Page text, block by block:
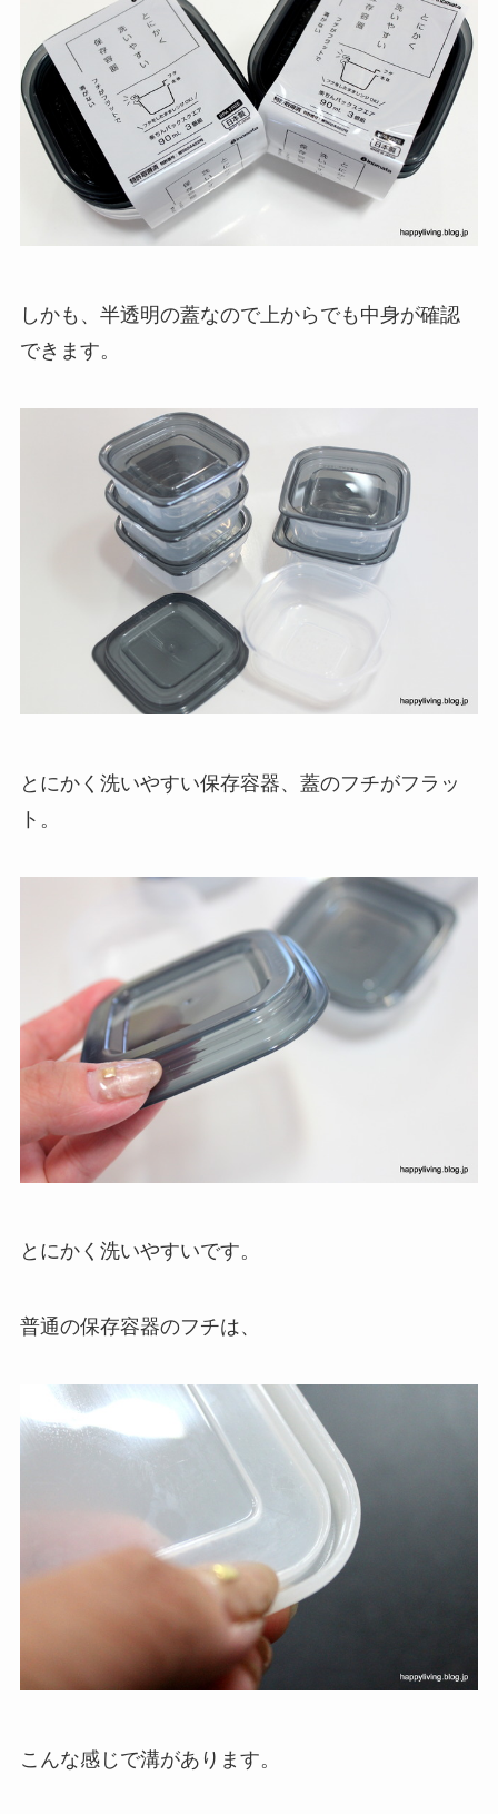
しかも、半透明の蓋なので上からでも中身が確認
できます。
とにかく洗いやすい保存容器、蓋のフチがフラッ
ト。
とにかく洗いやすいです。
普通の保存容器のフチは、
こんな感じで溝があります。